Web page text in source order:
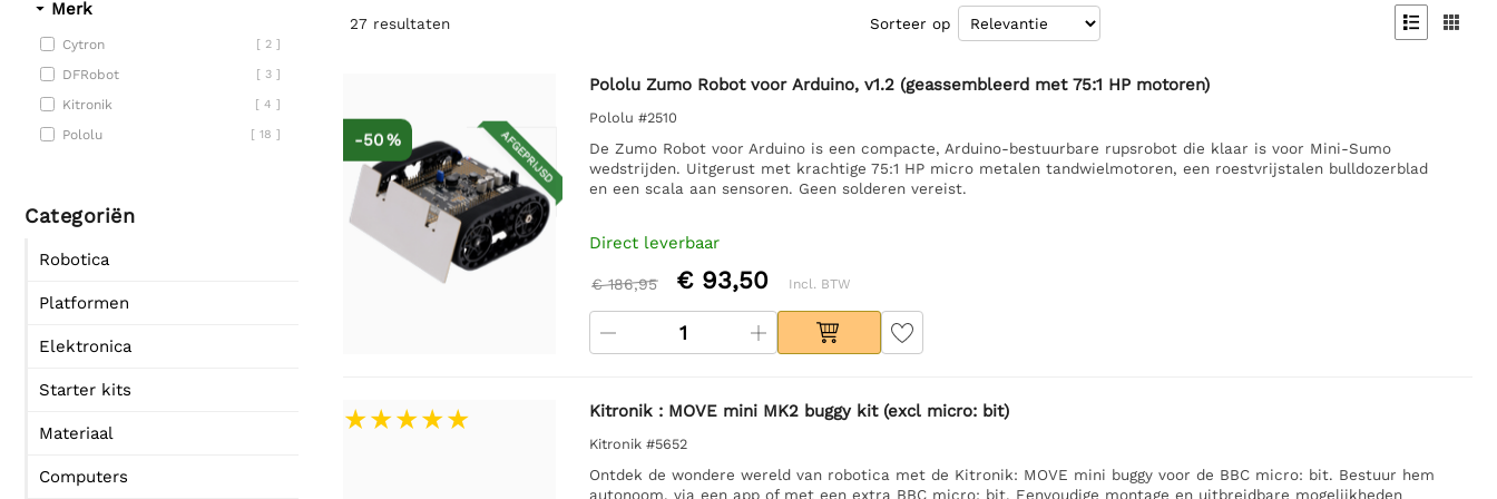
Merk
Cytron [ 2 ]
DFRobot [ 3 ]
Kitronik [ 4 ]
Pololu [ 18 ]
Categoriën
Robotica
Platformen
Elektronica
Starter kits
Materiaal
Computers
27 resultaten Sorteer op  
AFGEPRIJSD
-50 %
Pololu Zumo Robot voor Arduino, v1.2 (geassembleerd met 75:1 HP motoren)
Pololu #2510
De Zumo Robot voor Arduino is een compacte, Arduino-bestuurbare rupsrobot die klaar is voor Mini-Sumo
wedstrijden. Uitgerust met krachtige 75:1 HP micro metalen tandwielmotoren, een roestvrijstalen bulldozerblad
en een scala aan sensoren. Geen solderen vereist.
Direct leverbaar
€ 186,95 € 93,50 Incl. BTW
Kitronik : MOVE mini MK2 buggy kit (excl micro: bit)
Kitronik #5652
Ontdek de wondere wereld van robotica met de Kitronik: MOVE mini buggy voor de BBC micro: bit. Bestuur hem
autonoom, via een app of met een extra BBC micro: bit. Eenvoudige montage en uitbreidbare mogelijkheden